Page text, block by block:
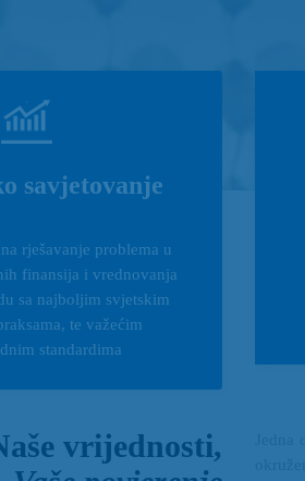
savjetovanje
rješavanje problema u
finansija i vrednovanja
sa najboljim svjetskim
te važećim
standardima
vrijednosti,